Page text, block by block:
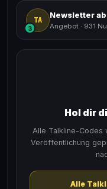
TA
3
Newsletter
Angebot · 931
Hol dir
Alle Talkline-Codes
Veröffentlichung
Alle